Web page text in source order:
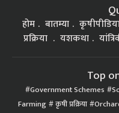
होम बातम्या
प्रक्रिया
यशकथा
Top
Government Schemes
Farming कृषी प्रक्रिया